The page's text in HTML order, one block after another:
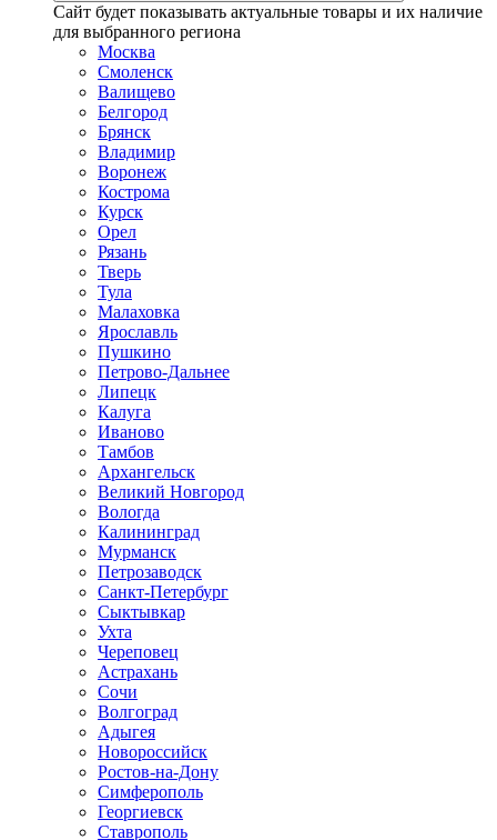
Сайт будет показывать актуальные товары и их наличие
для выбранного региона
Москва
Смоленск
Валищево
Белгород
Брянск
Владимир
Воронеж
Кострома
Курск
Орел
Рязань
Тверь
Тула
Малаховка
Ярославль
Пушкино
Петрово-Дальнее
Липецк
Калуга
Иваново
Тамбов
Архангельск
Великий Новгород
Вологда
Калининград
Мурманск
Петрозаводск
Санкт-Петербург
Сыктывкар
Ухта
Череповец
Астрахань
Сочи
Волгоград
Адыгея
Новороссийск
Ростов-на-Дону
Симферополь
Георгиевск
Ставрополь